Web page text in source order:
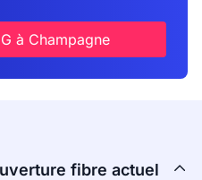
à Champagne
fibre actuel